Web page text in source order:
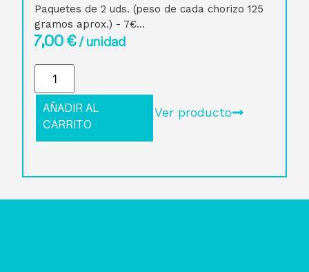
Paquetes de 2 uds. (peso de cada chorizo 125
gramos aprox.) - 7€...
7,00€/ unidad
AÑADIR AL
CARRITO
Ver producto